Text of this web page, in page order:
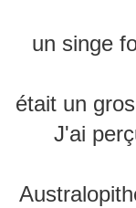
un singe
était un
J'ai